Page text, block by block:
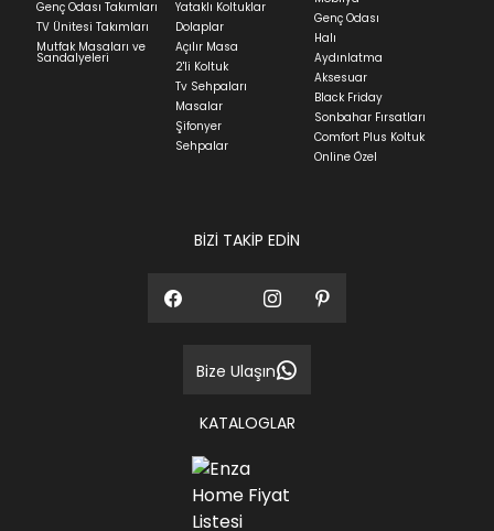
günüdür.
Panel ve Döşeme grubu ürün siparişlerinizin teslim
süresi yaşadığınız şehre ve ürünün stok durumuna
göre ortalama 30-45 iş günüdür.
Siparişlerim bölümünden sürecinizi takip edebilirsiniz.
Sıkça Sorulan Sorularbölümünü ziyaret
Genç Odası Takımları
TV Ünitesi Takımları
Mutfak Masaları ve
Sandalyeleri
Yataklı Koltuklar
Dolaplar
Açılır Masa
2'li Koltuk
Tv Sehpaları
Masalar
Şifonyer
Sehpalar
Genç Odası
Halı
Aydınlatma
Aksesuar
Black Friday
Sonbahar Fırsatları
Comfort Plus Koltuk
Online Özel
BİZİ TAKİP EDİN
Bize Ulaşın
KATALOGLAR